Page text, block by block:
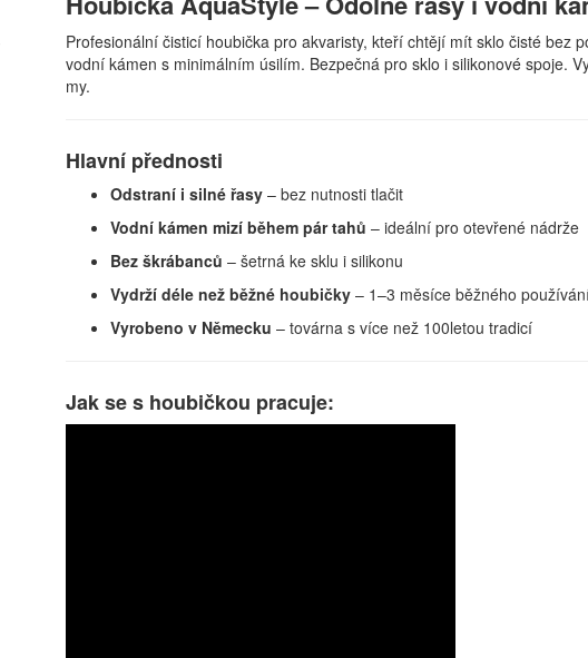
Profesionální čisticí houbička pro akvaristy, kteří chtějí mít sklo čisté
vodní kámen s minimálním úsilím. Bezpečná pro sklo i silikonové spoje.
my.
Hlavní přednosti
Odstraní i silné řasy – bez nutnosti tlačit
Vodní kámen mizí během pár tahů – ideální pro otevřené nádrže
Bez škrábanců – šetrná ke sklu i silikonu
Vydrží déle než běžné houbičky – 1–3 měsíce běžného
Vyrobeno v Německu – továrna s více než 100letou tradicí
Jak se s houbičkou pracuje: